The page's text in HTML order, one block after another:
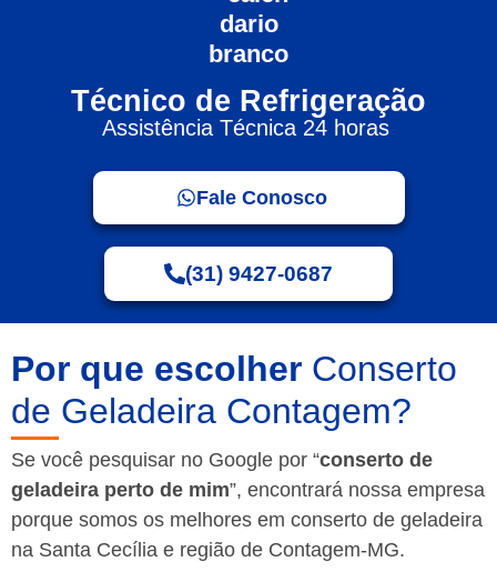
Técnico de Refrigeração
Assistência Técnica 24 horas
Fale Conosco
(31) 9427-0687
Por que escolher Conserto
de Geladeira Contagem?
Se você pesquisar no Google por “conserto de
geladeira perto de mim”, encontrará nossa empresa
porque somos os melhores em conserto de geladeira
na Santa Cecília e região de Contagem-MG.